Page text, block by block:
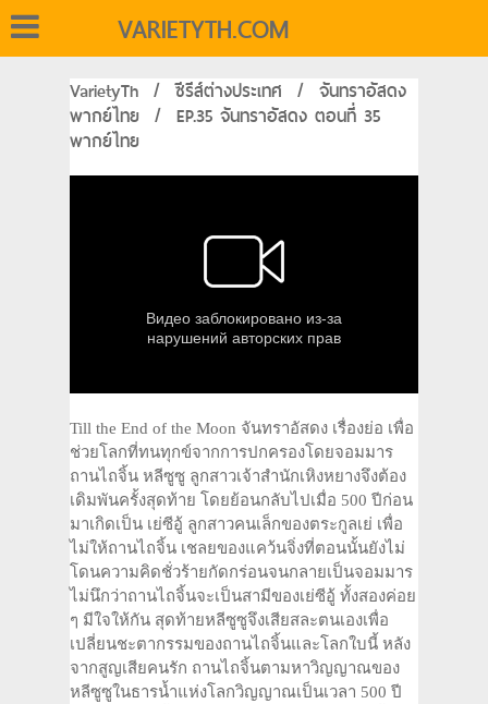
VARIETYTH.COM
VarietyTh / ซีรีส์ต่างประเทศ / จันทราอัสดง
พากย์ไทย / EP.35 จันทราอัสดง ตอนที่ 35
พากย์ไทย
Till the End of the Moon จันทราอัสดง เรื่องย่อ เพื่อ
ช่วยโลกที่ทนทุกข์จากการปกครองโดยจอมมาร
ถานไถจิ้น หลีซูซู ลูกสาวเจ้าสำนักเหิงหยางจึงต้อง
เดิมพันครั้งสุดท้าย โดยย้อนกลับไปเมื่อ 500 ปีก่อน
มาเกิดเป็น เย่ซีอู้ ลูกสาวคนเล็กของตระกูลเย่ เพื่อ
ไม่ให้ถานไถจิ้น เชลยของแคว้นจิ่งที่ตอนนั้นยังไม่
โดนความคิดชั่วร้ายกัดกร่อนจนกลายเป็นจอมมาร
ไม่นึกว่าถานไถจิ้นจะเป็นสามีของเย่ซีอู้ ทั้งสองค่อย
ๆ มีใจให้กัน สุดท้ายหลีซูซูจึงเสียสละตนเองเพื่อ
เปลี่ยนชะตากรรมของถานไถจิ้นและโลกใบนี้ หลัง
จากสูญเสียคนรัก ถานไถจิ้นตามหาวิญญาณของ
หลีซูซูในธารน้ำแห่งโลกวิญญาณเป็นเวลา 500 ปี